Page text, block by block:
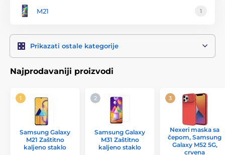
M21 1
Prikazati ostale kategorije
Najprodavaniji proizvodi
Samsung Galaxy
M21 Zaštitno
kaljeno staklo
Samsung Galaxy
M31 Zaštitno
kaljeno staklo
Nexeri maska sa
čepom, Samsung
Galaxy M52 5G,
crvena